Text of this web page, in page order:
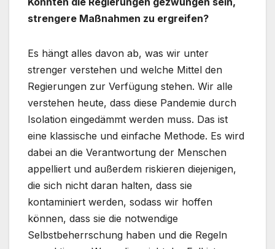
strengere Maßnahmen zu ergreifen?
Es hängt alles davon ab, was wir unter
strenger verstehen und welche Mittel den
Regierungen zur Verfügung stehen. Wir alle
verstehen heute, dass diese Pandemie durch
Isolation eingedämmt werden muss. Das ist
eine klassische und einfache Methode. Es wird
dabei an die Verantwortung der Menschen
appelliert und außerdem riskieren diejenigen,
die sich nicht daran halten, dass sie
kontaminiert werden, sodass wir hoffen
können, dass sie die notwendige
Selbstbeherrschung haben und die Regeln